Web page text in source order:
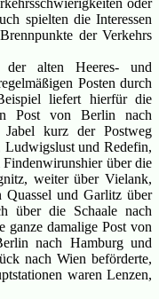
spielten die Interessen
der Verkehrs
der alten Heeres- und
Posten durch
liefert hierfür die
Post von Berlin nach
kurz der Postweg
Ludwigslust und Redefin,
über die
weiter über Vielank,
Quassel und Garlitz über
über die Schaale nach
ganze damalige Post von
nach Hamburg und
nach Wien beförderte,
waren Lenzen,